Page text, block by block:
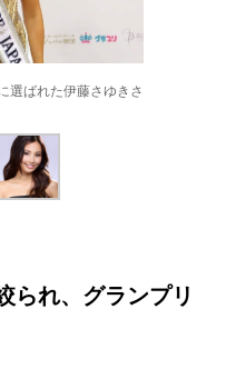
選ばれた伊藤さゆきさ
られ、グランプリ